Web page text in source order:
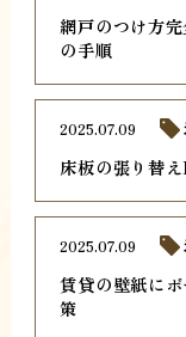
網戸のつけ方
の手順
床板の張り替
2025.07.09
賃貸の壁紙に
策
2025.07.09